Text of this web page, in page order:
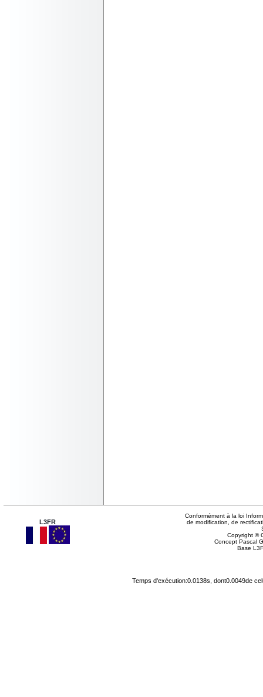
L3FR
Conformément à la loi
de modification, de
Copyright ©
Concept Pascal
Base
Temps d'exécution:0.0138s, dont0.0049de